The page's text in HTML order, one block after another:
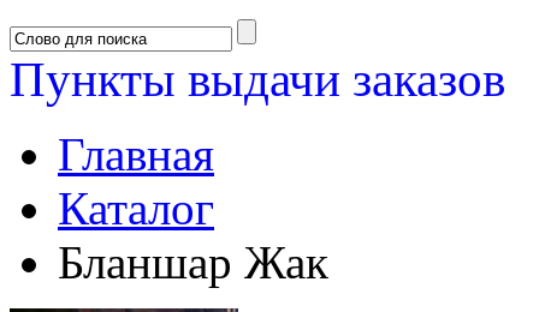
Пункты выдачи заказов
Главная
Каталог
Бланшар Жак